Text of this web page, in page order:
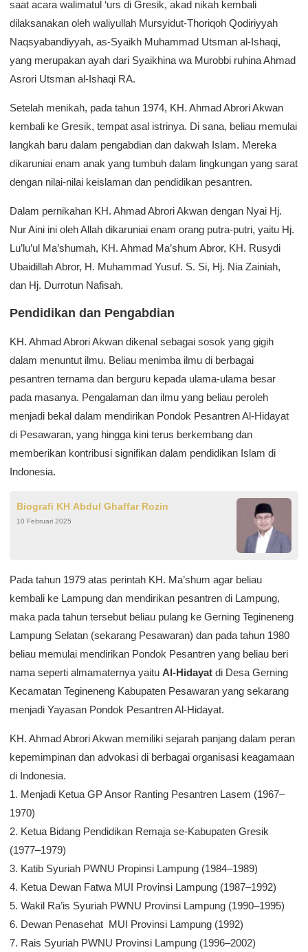
saat acara walimatul ‘urs di Gresik, akad nikah kembali
dilaksanakan oleh waliyullah Mursyidut-Thoriqoh Qodiriyyah
Naqsyabandiyyah, as-Syaikh Muhammad Utsman al-Ishaqi,
yang merupakan ayah dari Syaikhina wa Murobbi ruhina Ahmad
Asrori Utsman al-Ishaqi RA.
Setelah menikah, pada tahun 1974, KH. Ahmad Abrori Akwan
kembali ke Gresik, tempat asal istrinya. Di sana, beliau memulai
langkah baru dalam pengabdian dan dakwah Islam. Mereka
dikaruniai enam anak yang tumbuh dalam lingkungan yang sarat
dengan nilai-nilai keislaman dan pendidikan pesantren.
Dalam pernikahan KH. Ahmad Abrori Akwan dengan Nyai Hj.
Nur Aini ini oleh Allah dikaruniai enam orang putra-putri, yaitu Hj.
Lu’lu’ul Ma’shumah, KH. Ahmad Ma’shum Abror, KH. Rusydi
Ubaidillah Abror, H. Muhammad Yusuf. S. Si, Hj. Nia Zainiah,
dan Hj. Durrotun Nafisah.
Pendidikan dan Pengabdian
KH. Ahmad Abrori Akwan dikenal sebagai sosok yang gigih
dalam menuntut ilmu. Beliau menimba ilmu di berbagai
pesantren ternama dan berguru kepada ulama-ulama besar
pada masanya. Pengalaman dan ilmu yang beliau peroleh
menjadi bekal dalam mendirikan Pondok Pesantren Al-Hidayat
di Pesawaran, yang hingga kini terus berkembang dan
memberikan kontribusi signifikan dalam pendidikan Islam di
Indonesia.
Biografi KH Abdul Ghaffar Rozin
10 Februari 2025
Pada tahun 1979 atas perintah KH. Ma’shum agar beliau
kembali ke Lampung dan mendirikan pesantren di Lampung,
maka pada tahun tersebut beliau pulang ke Gerning Tegineneng
Lampung Selatan (sekarang Pesawaran) dan pada tahun 1980
beliau memulai mendirikan Pondok Pesantren yang beliau beri
nama seperti almamaternya yaitu Al-Hidayat di Desa Gerning
Kecamatan Tegineneng Kabupaten Pesawaran yang sekarang
menjadi Yayasan Pondok Pesantren Al-Hidayat.
KH. Ahmad Abrori Akwan memiliki sejarah panjang dalam peran
kepemimpinan dan advokasi di berbagai organisasi keagamaan
di Indonesia.
1. Menjadi Ketua GP Ansor Ranting Pesantren Lasem (1967–
1970)
2. Ketua Bidang Pendidikan Remaja se-Kabupaten Gresik
(1977–1979)
3. Katib Syuriah PWNU Propinsi Lampung (1984–1989)
4. Ketua Dewan Fatwa MUI Provinsi Lampung (1987–1992)
5. Wakil Ra’is Syuriah PWNU Provinsi Lampung (1990–1995)
6. Dewan Penasehat MUI Provinsi Lampung (1992)
7. Rais Syuriah PWNU Provinsi Lampung (1996–2002)